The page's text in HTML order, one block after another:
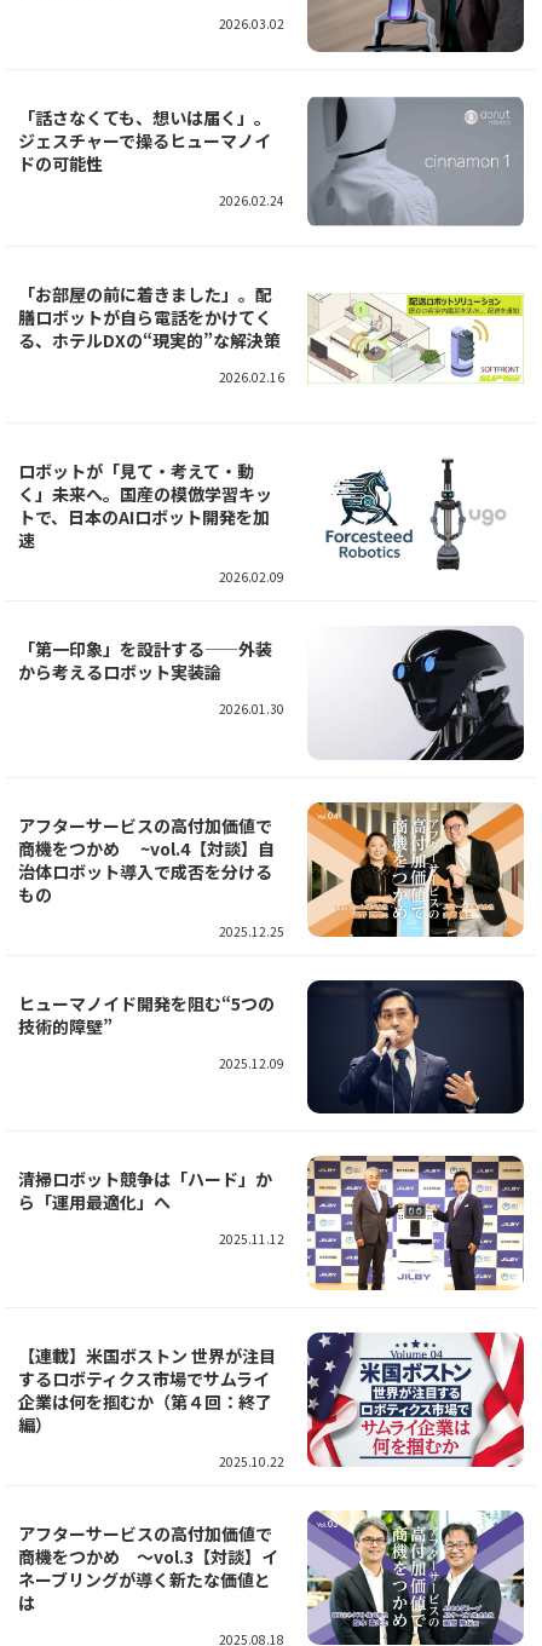
2026.03.02
「話さなくても、想いは届く」。
ジェスチャーで操るヒューマノイ
ドの可能性
2026.02.24
「お部屋の前に着きました」。配
膳ロボットが自ら電話をかけてく
る、ホテルDXの“現実的”な解決策
2026.02.16
ロボットが「見て・考えて・動
く」未来へ。国産の模倣学習キッ
トで、日本のAIロボット開発を加
速
2026.02.09
「第一印象」を設計する——外装
から考えるロボット実装論
2026.01.30
アフターサービスの高付加価値で
商機をつかめ ~vol.4【対談】自
治体ロボット導入で成否を分ける
もの
2025.12.25
ヒューマノイド開発を阻む“5つの
技術的障壁”
2025.12.09
清掃ロボット競争は「ハード」か
ら「運用最適化」へ
2025.11.12
【連載】米国ボストン 世界が注目
するロボティクス市場でサムライ
企業は何を掴むか（第４回：終了
編）
2025.10.22
アフターサービスの高付加価値で
商機をつかめ ～vol.3【対談】イ
ネーブリングが導く新たな価値と
は
2025.08.18